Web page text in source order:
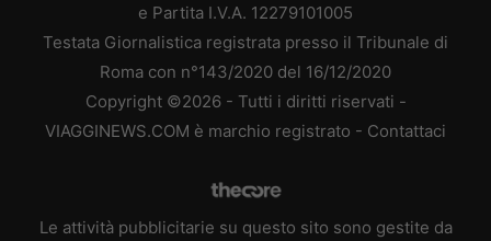
e Partita I.V.A. 12279101005
Testata Giornalistica registrata presso il Tribunale di
Roma con n°143/2020 del 16/12/2020
Copyright ©2026 - Tutti i diritti riservati -
VIAGGINEWS.COM è marchio registrato - Contattaci
Le attività pubblicitarie su questo sito sono gestite da